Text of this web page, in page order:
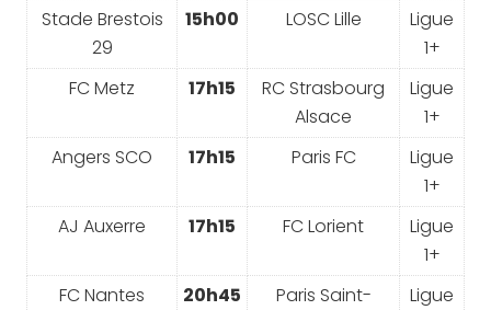
Stade Brestois
29
15h00 LOSC Lille
Ligue
1+
FC Metz
17h15
RC Strasbourg
Alsace
Ligue
1+
Angers SCO
17h15 Paris FC
Ligue
1+
AJ Auxerre
17h15 FC Lorient
Ligue
1+
FC Nantes
20h45
Paris Saint-
Ligue